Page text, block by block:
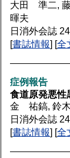
大田 準二,
暉夫
日消外会誌
[書誌情報] [全
症例報告
食道原発悪性
金 祐鎬, 鈴
日消外会誌
[書誌情報] [全